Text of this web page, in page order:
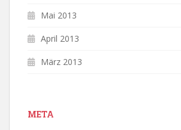
Mai 2013
April 2013
März 2013
META